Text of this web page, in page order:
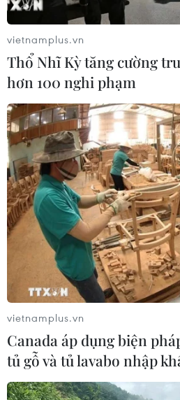
#Châu chấu tre
#Thuốc bảo vệ
#Phá hoại cây trồng
Lạng
Theo dõi VietnamPlus
vietnamplus.vn
Thổ Nhĩ Kỳ tăng cường
hơn 100 nghi phạm
vietnamplus.vn
Canada áp dụng biện
tủ gỗ và tủ lavabo nhập